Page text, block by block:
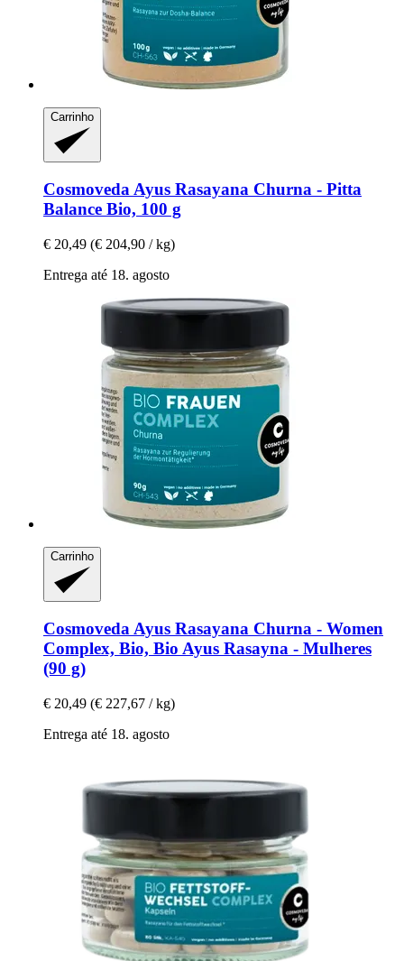
Carrinho
Cosmoveda Ayus Rasayana Churna -​ Pitta
Balance Bio, 100 g
€ 20,49 (€ 204,90 / kg)
Entrega até 18. agosto
Carrinho
Cosmoveda Ayus Rasayana Churna -​ Women
Complex, Bio, Bio Ayus Rasayna -​ Mulheres
(90 g)
€ 20,49 (€ 227,67 / kg)
Entrega até 18. agosto